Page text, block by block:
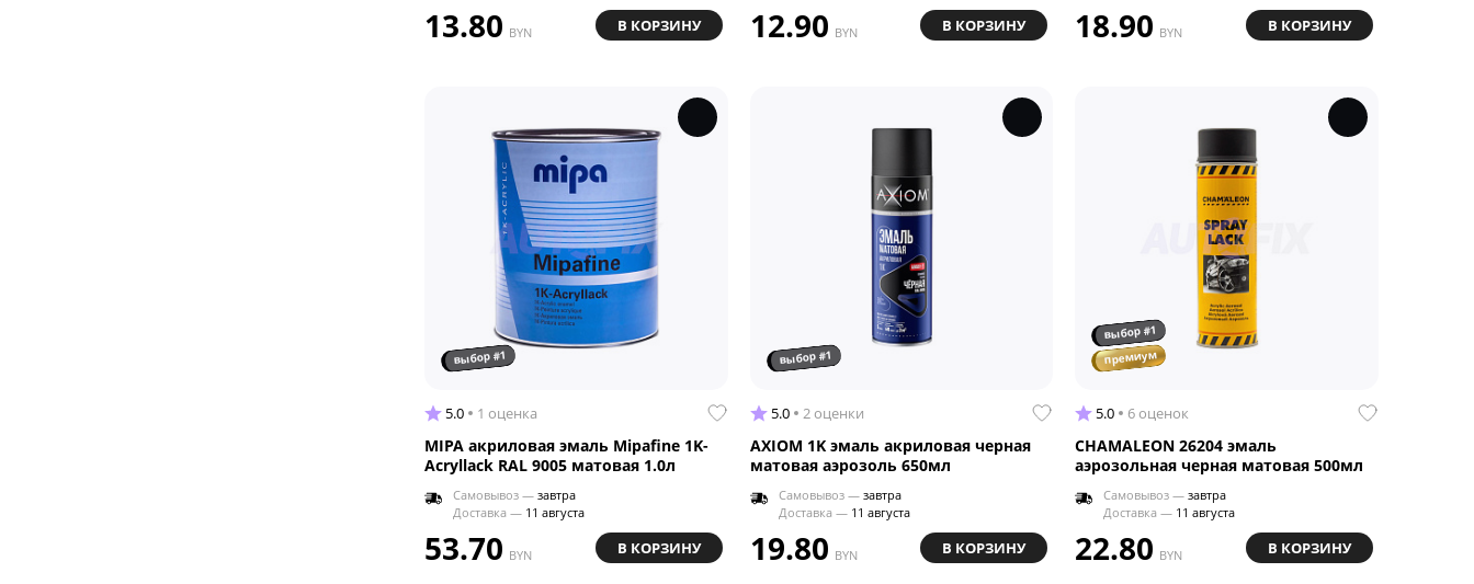
13.80 BYN В КОРЗИНУ 12.90 BYN В КОРЗИНУ 18.90 BYN В КОРЗИНУ
выбор #1
5.0 1 оценка
MIPA акриловая эмаль Mipafine 1K-
Acryllack RAL 9005 матовая 1.0л
Самовывоз — завтра
Доставка — 11 августа
53.70 BYN В КОРЗИНУ
выбор #1
5.0 2 оценки
AXIOM 1K эмаль акриловая черная
матовая аэрозоль 650мл
Самовывоз — завтра
Доставка — 11 августа
19.80 BYN В КОРЗИНУ
выбор #1
премиум
5.0 6 оценок
CHAMALEON 26204 эмаль
аэрозольная черная матовая 500мл
Самовывоз —завтра
Доставка — 11 августа
22.80 BYN В КОРЗИНУ